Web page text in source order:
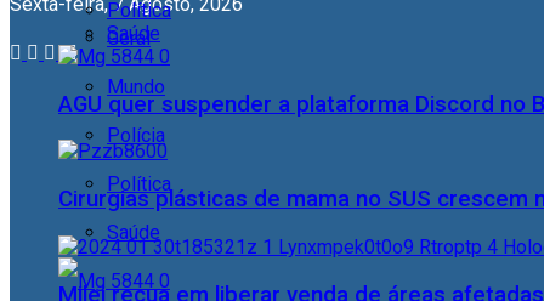
Geral
Mundo
Polícia
Política
Saúde
Política
Saúde
AGU quer suspender a plataforma Discord no
Cirurgias plásticas de mama no SUS crescem
Milei recua em liberar venda de áreas